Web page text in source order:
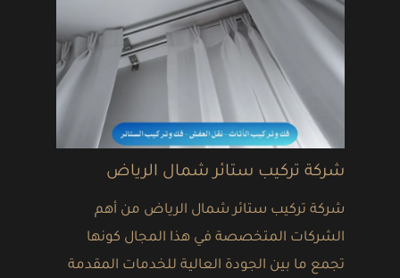
شركة تركيب ستائر شمال الرياض
شركة تركيب ستائر شمال الرياض من أهم
الشركات المتخصصة في هذا المجال كونها
تجمع ما بين الجودة العالية للخدمات المقدمة